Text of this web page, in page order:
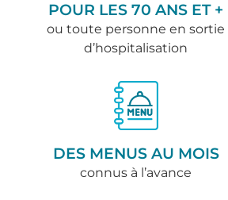
POUR LES 70 ANS ET +
ou toute personne en sortie
d’hospitalisation
DES MENUS AU MOIS
connus à l’avance